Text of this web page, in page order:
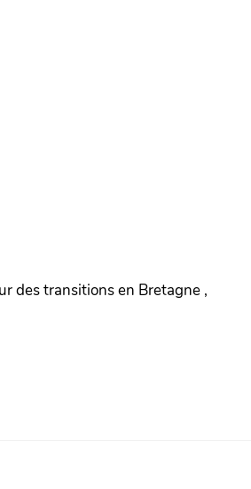
des transitions en Bretagne ,